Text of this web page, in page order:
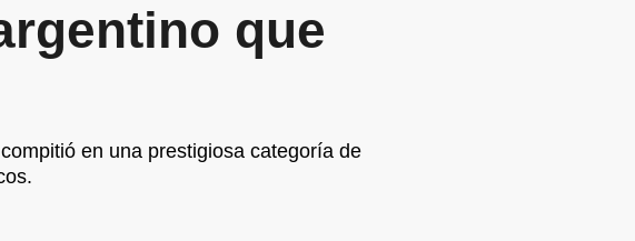
que
en una prestigiosa categoría de